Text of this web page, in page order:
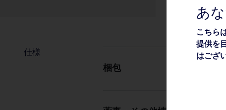
仕様
梱包
あ
こちら
提供を
はござ